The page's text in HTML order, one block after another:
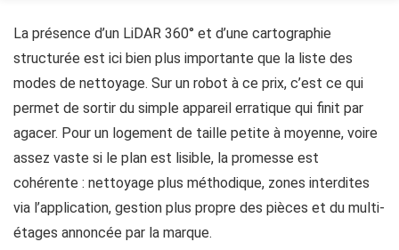
La présence d’un LiDAR 360° et d’une cartographie
structurée est ici bien plus importante que la liste des
modes de nettoyage. Sur un robot à ce prix, c’est ce qui
permet de sortir du simple appareil erratique qui finit par
agacer. Pour un logement de taille petite à moyenne, voire
assez vaste si le plan est lisible, la promesse est
cohérente : nettoyage plus méthodique, zones interdites
via l’application, gestion plus propre des pièces et du multi-
étages annoncée par la marque.